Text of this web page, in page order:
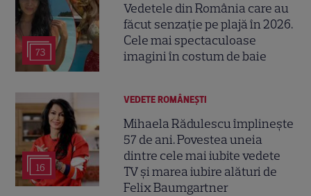
73
Vedetele din România care au
făcut senzație pe plajă în 2026.
Cele mai spectaculoase
imagini în costum de baie
16
VEDETE ROMÂNEŞTI
Mihaela Rădulescu împlinește
57 de ani. Povestea uneia
dintre cele mai iubite vedete
TV și marea iubire alături de
Felix Baumgartner